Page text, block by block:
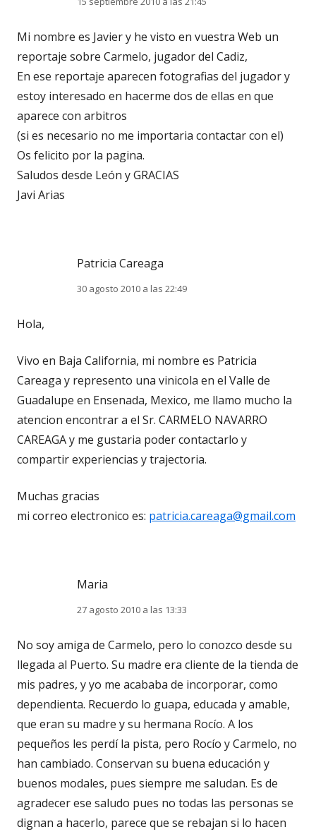
Mi nombre es Javier y he visto en vuestra Web un
reportaje sobre Carmelo, jugador del Cadiz,
En ese reportaje aparecen fotografias del jugador y
estoy interesado en hacerme dos de ellas en que
aparece con arbitros
(si es necesario no me importaria contactar con el)
Os felicito por la pagina.
Saludos desde León y GRACIAS
Javi Arias
Patricia Careaga
30 agosto 2010 a las 22:49
Hola,
Vivo en Baja California, mi nombre es Patricia
Careaga y represento una vinicola en el Valle de
Guadalupe en Ensenada, Mexico, me llamo mucho la
atencion encontrar a el Sr. CARMELO NAVARRO
CAREAGA y me gustaria poder contactarlo y
compartir experiencias y trajectoria.
Muchas gracias
mi correo electronico es: patricia.careaga@gmail.com
Maria
27 agosto 2010 a las 13:33
No soy amiga de Carmelo, pero lo conozco desde su
llegada al Puerto. Su madre era cliente de la tienda de
mis padres, y yo me acababa de incorporar, como
dependienta. Recuerdo lo guapa, educada y amable,
que eran su madre y su hermana Rocío. A los
pequeños les perdí la pista, pero Rocío y Carmelo, no
han cambiado. Conservan su buena educación y
buenos modales, pues siempre me saludan. Es de
agradecer ese saludo pues no todas las personas se
dignan a hacerlo, parece que se rebajan si lo hacen